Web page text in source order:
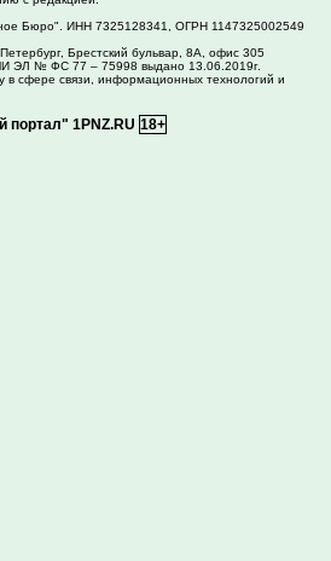
Бюро". ИНН 7325128341, ОГРН 1147325002549
Брестский бульвар, 8А, офис 305
ЭЛ № ФС 77 – 75998 выдано 13.06.2019г.
в сфере связи, информационных технологий и
портал" 1PNZ.RU 18+